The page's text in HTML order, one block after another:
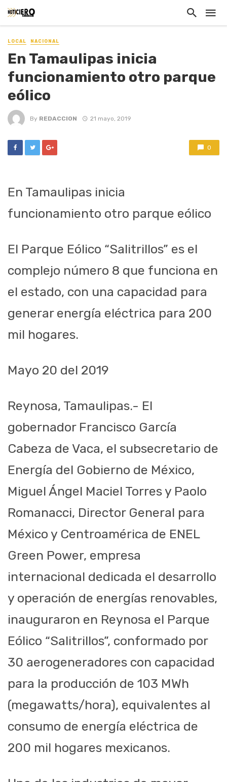
LOCAL NACIONAL
En Tamaulipas inicia
funcionamiento otro parque
eólico
By REDACCION 21 mayo, 2019
0
En Tamaulipas inicia
funcionamiento otro parque eólico
El Parque Eólico “Salitrillos” es el
complejo número 8 que funciona en
el estado, con una capacidad para
generar energía eléctrica para 200
mil hogares.
Mayo 20 del 2019
Reynosa, Tamaulipas.- El
gobernador Francisco García
Cabeza de Vaca, el subsecretario de
Energía del Gobierno de México,
Miguel Ángel Maciel Torres y Paolo
Romanacci, Director General para
México y Centroamérica de ENEL
Green Power, empresa
internacional dedicada el desarrollo
y operación de energías renovables,
inauguraron en Reynosa el Parque
Eólico “Salitrillos”, conformado por
30 aerogeneradores con capacidad
para la producción de 103 MWh
(megawatts/hora), equivalentes al
consumo de energía eléctrica de
200 mil hogares mexicanos.